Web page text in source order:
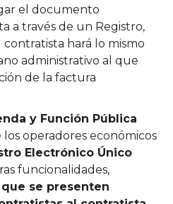
el documento
a través de un Registro,
hará lo mismo
administrativo al que
de la factura
y Función Pública
los operadores económicos
Electrónico Único
funcionalidades,
se presenten